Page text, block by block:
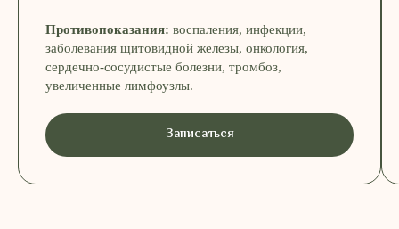
Противопоказания: воспаления, инфекции,
заболевания щитовидной железы, онкология,
сердечно-сосудистые болезни, тромбоз,
увеличенные лимфоузлы.
Записаться